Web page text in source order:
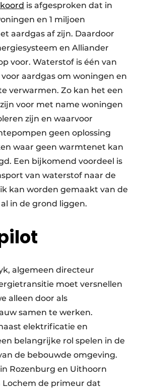
is afgesproken dat in
en 1 miljoen
aardgas af zijn. Daardoor
en Alliander
voor. Waterstof is één van
aardgas om woningen en
verwarmen. Zo kan het een
voor met name woningen
zijn en waarvoor
geen oplossing
waar geen warmtenet kan
Een bijkomend voordeel is
van waterstof naar de
kan worden gemaakt van de
in de grond liggen.
algemeen directeur
moet versnellen
alleen door als
samen te werken.
elektrificatie en
belangrijke rol spelen in de
de bebouwde omgeving.
Rozenburg en Uithoorn
Lochem de primeur dat